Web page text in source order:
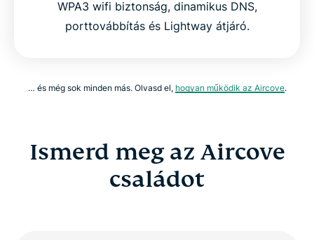
WPA3 wifi biztonság, dinamikus DNS,
porttovábbítás és Lightway átjáró.
… és még sok minden más. Olvasd el, hogyan működik az Aircove.
Ismerd meg az Aircove
családot